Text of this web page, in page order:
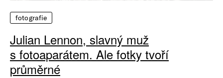
fotografie
Julian Lennon, slavný muž
s fotoaparátem. Ale fotky tvoří
průměrné